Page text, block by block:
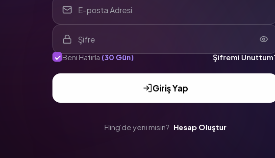
E-posta Adresi
Şifre
Beni Hatırla(30 Gün) Şifremi
Giriş Yap
Fling'de yeni misin? Hesap Oluştur